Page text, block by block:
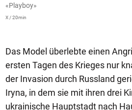
«Playboy»
X / 20min
Das Model überlebte einen
ersten Tagen des Krieges nur
der Invasion durch Russland
Iryna, in dem sie mit ihren drei
ukrainische Hauptstadt nach